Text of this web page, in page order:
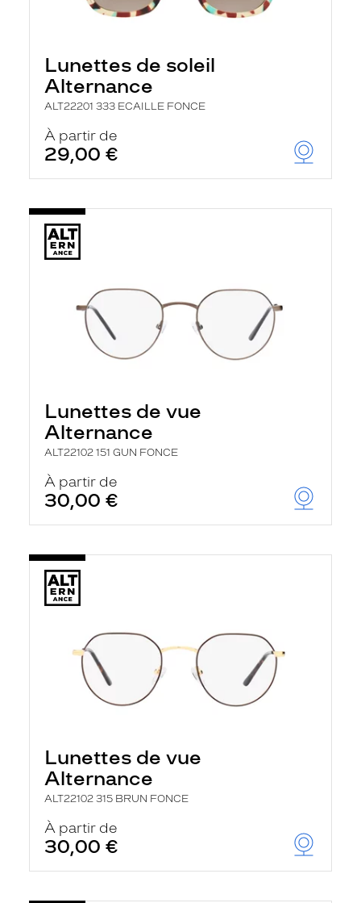
Lunettes de soleil
Alternance
ALT22201 333 ECAILLE FONCE
À partir de
29,00 €
Lunettes de vue
Alternance
ALT22102 151 GUN FONCE
À partir de
30,00 €
Lunettes de vue
Alternance
ALT22102 315 BRUN FONCE
À partir de
30,00 €